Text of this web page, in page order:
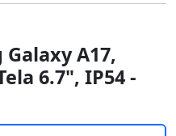
A17,
6.7", IP54 -